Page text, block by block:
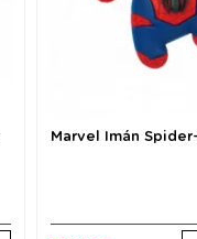
Marvel Imán